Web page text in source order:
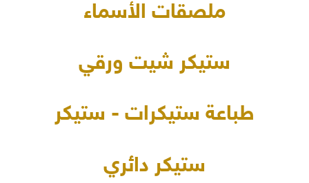
ملصقات الأسماء
ستيكر شيت ورقي
طباعة ستيكرات - ستيكر
ستيكر دائري